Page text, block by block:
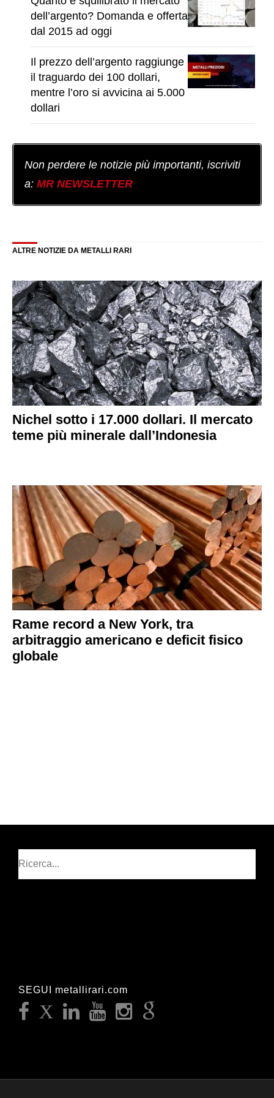
dell’argento? Domanda e offerta
dal 2015 ad oggi
Il prezzo dell’argento raggiunge
il traguardo dei 100 dollari,
mentre l’oro si avvicina ai 5.000
dollari
Non perdere le notizie più importanti, iscriviti
a: MR NEWSLETTER
ALTRE NOTIZIE DA METALLI RARI
Nichel sotto i 17.000 dollari. Il mercato
teme più minerale dall’Indonesia
Rame record a New York, tra
arbitraggio americano e deficit fisico
globale
SEGUI metallirari.com